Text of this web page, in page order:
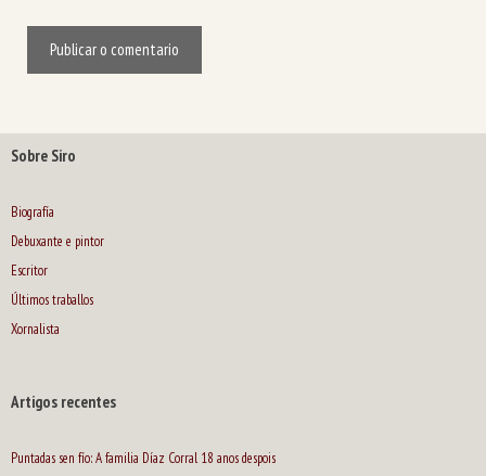
Sobre Siro
Biografía
Debuxante e pintor
Escritor
Últimos traballos
Xornalista
Artigos recentes
Puntadas sen fío: A familia Díaz Corral 18 anos despois